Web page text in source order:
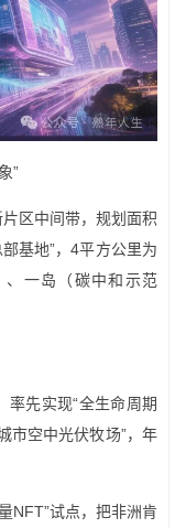
”
区中间带，规划面积
基地”，4平方公里为
、一岛（碳中和示范
率先实现“全生命周期
市空中光伏牧场”，年
NFT”试点，把非洲肯